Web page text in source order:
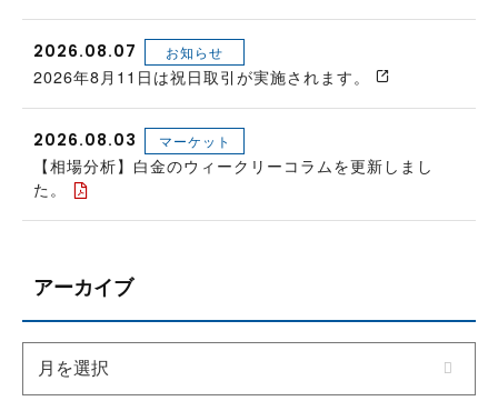
2026.08.07 お知らせ
2026年8月11日は祝日取引が実施されます。
2026.08.03 マーケット
【相場分析】白金のウィークリーコラムを更新しまし
た。
アーカイブ